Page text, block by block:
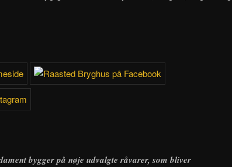
bygger på nøje udvalgte råvarer, som bliver